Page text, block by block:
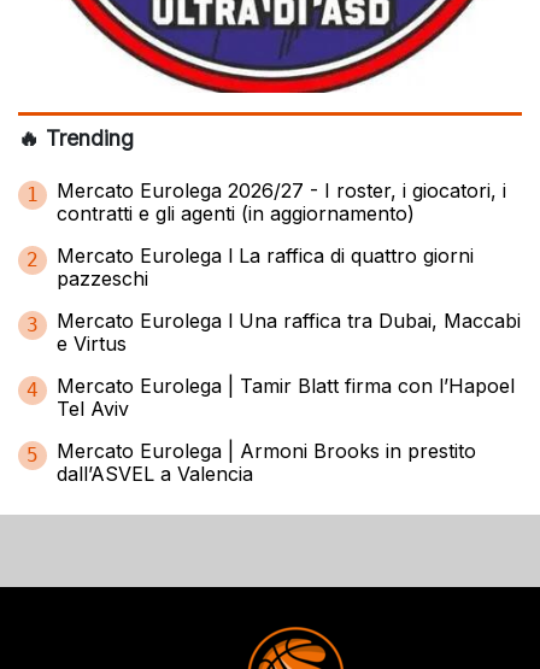
🔥 Trending
1
Mercato Eurolega 2026/27 - I roster, i giocatori, i
contratti e gli agenti (in aggiornamento)
2
Mercato Eurolega l La raffica di quattro giorni
pazzeschi
3
Mercato Eurolega l Una raffica tra Dubai, Maccabi
e Virtus
4
Mercato Eurolega | Tamir Blatt firma con l’Hapoel
Tel Aviv
5
Mercato Eurolega | Armoni Brooks in prestito
dall’ASVEL a Valencia